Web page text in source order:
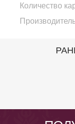
Количество